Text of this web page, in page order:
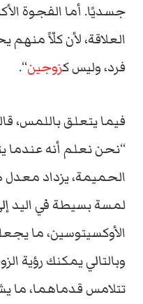
جسديًا. أما الفجوة
العلاقة، لأن كلّاً منهم
فرد، وليس كزوجين“.
فيما يتعلق باللمس،
“نحن نعلم أنه عندما
الحميمة، يزداد
لمسة بسيطة في اليد
الأوكسيتوسين، ما
وبالتالي يمكنك رؤية
تتلامس قدماهما، ما